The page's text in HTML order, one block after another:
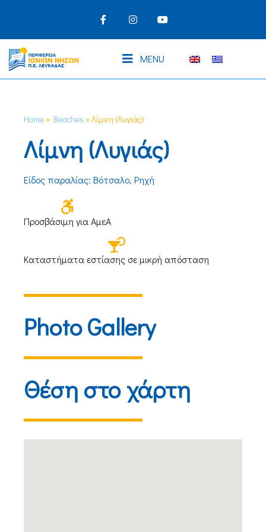
MENU
Home » Beaches »Λίμνη (Λυγιάς)
Λίμνη (Λυγιάς)
Είδος παραλίας: Βότσαλο, Ρηχή
Προσβάσιμη για ΑμεΑ
Καταστήματα εστίασης σε μικρή απόσταση
Photo Gallery
Θέση στο χάρτη